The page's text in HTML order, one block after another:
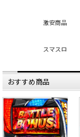
激安商品
スマスロ
おすすめ商品